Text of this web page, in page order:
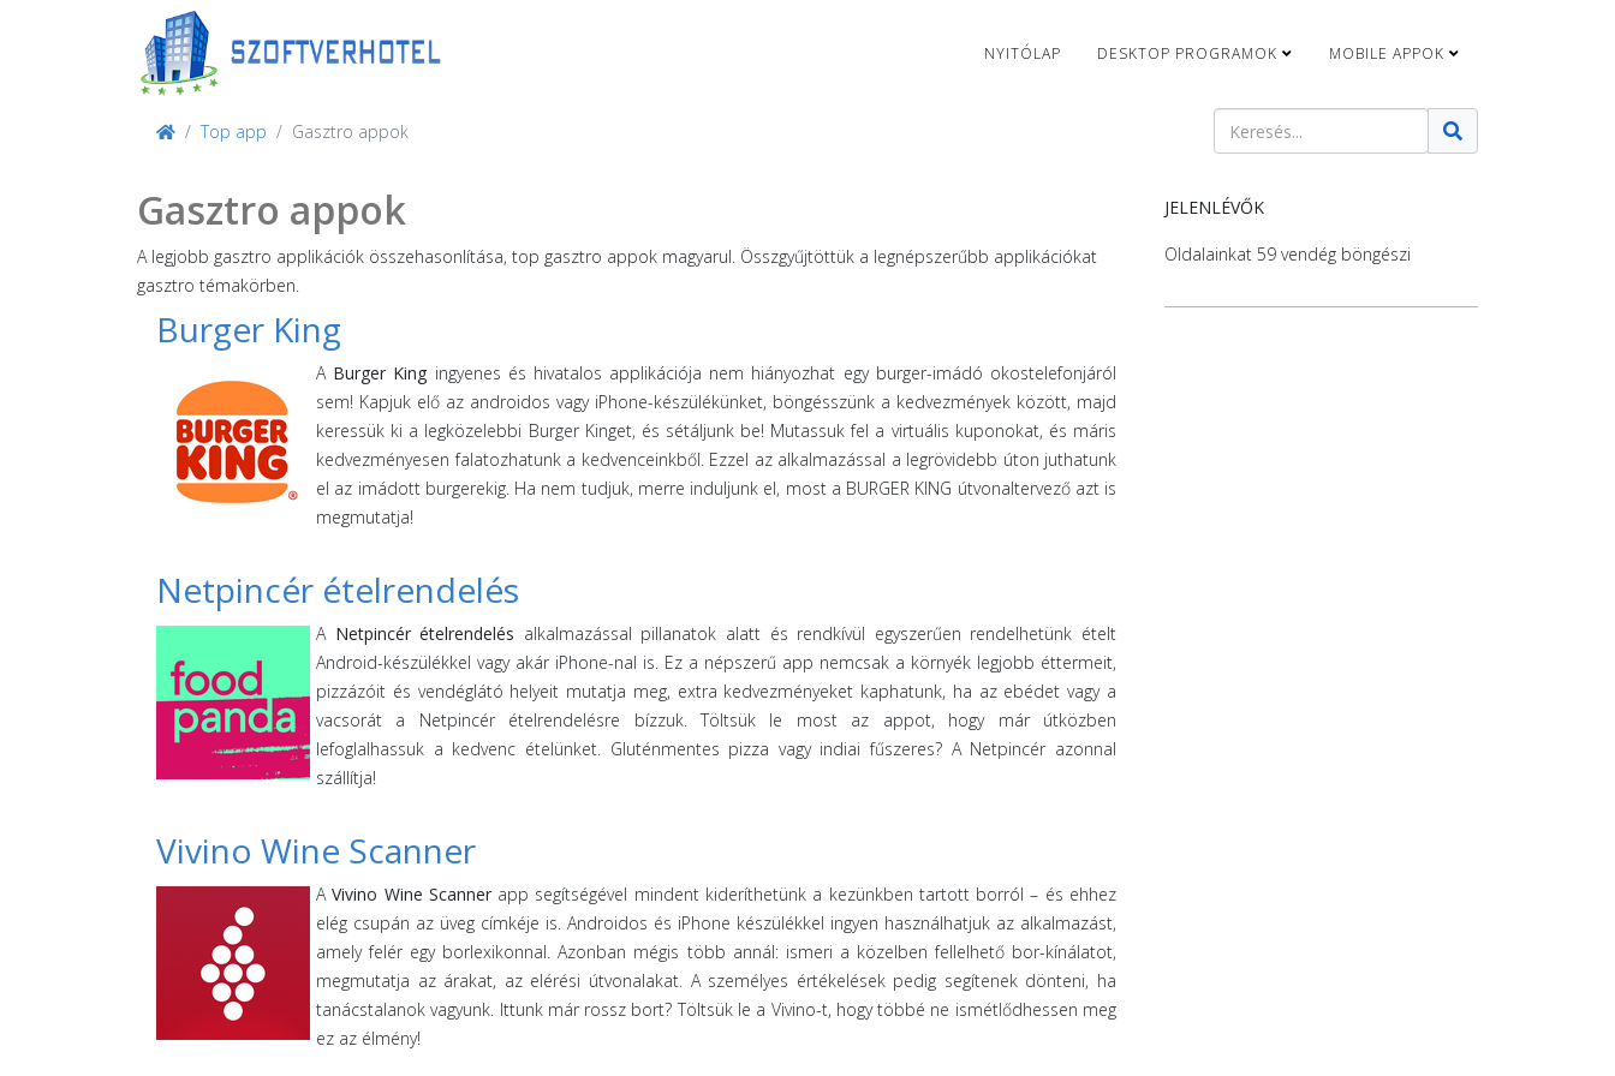
NYITÓLAP DESKTOP PROGRAMOK MOBILE APPOK
Top app Gasztro appok
Keresés
Gasztro appok
A legjobb gasztro applikációk összehasonlítása, top gasztro appok magyarul. Összgyűjtöttük a legnépszerűbb applikációkat
gasztro témakörben.
Burger King
A Burger King ingyenes és hivatalos applikációja nem hiányozhat egy burger-imádó okostelefonjáról
sem! Kapjuk elő az androidos vagy iPhone-készülékünket, böngésszünk a kedvezmények között, majd
keressük ki a legközelebbi Burger Kinget, és sétáljunk be! Mutassuk fel a virtuális kuponokat, és máris
kedvezményesen falatozhatunk a kedvenceinkből. Ezzel az alkalmazással a legrövidebb úton juthatunk
el az imádott burgerekig. Ha nem tudjuk, merre induljunk el, most a BURGER KING útvonaltervező azt is
megmutatja!
Netpincér ételrendelés
A Netpincér ételrendelés alkalmazással pillanatok alatt és rendkívül egyszerűen rendelhetünk ételt
Android-készülékkel vagy akár iPhone-nal is. Ez a népszerű app nemcsak a környék legjobb éttermeit,
pizzázóit és vendéglátó helyeit mutatja meg, extra kedvezményeket kaphatunk, ha az ebédet vagy a
vacsorát a Netpincér ételrendelésre bízzuk. Töltsük le most az appot, hogy már útközben
lefoglalhassuk a kedvenc ételünket. Gluténmentes pizza vagy indiai fűszeres? A Netpincér azonnal
szállítja!
Vivino Wine Scanner
AVivino Wine Scannerapp segítségével mindent kideríthetünk a kezünkben tartott borról – és ehhez
elég csupán az üveg címkéje is. Androidos és iPhone készülékkel ingyen használhatjuk az alkalmazást,
amely felér egy borlexikonnal. Azonban mégis több annál: ismeri a közelben fellelhető bor-kínálatot,
megmutatja az árakat, az elérési útvonalakat. A személyes értékelések pedig segítenek dönteni, ha
tanácstalanok vagyunk. Ittunk már rossz bort? Töltsük le a Vivino-t, hogy többé ne ismétlődhessen meg
ez az élmény!
JELENLÉVŐK
Oldalainkat 59 vendég böngészi